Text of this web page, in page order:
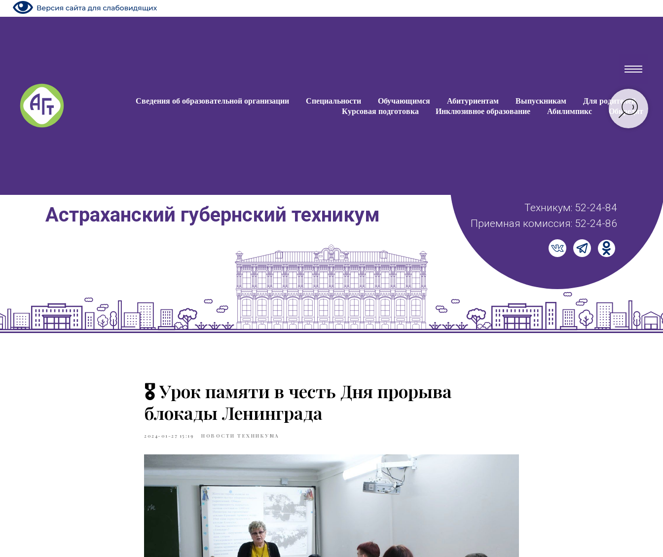
Сведения об образовательной организации Специальности Обучающимся Абитуриентам Выпускникам
Для родителей
Курсовая подготовка
Инклюзивное образование Абилимпикс Обкредит
Астраханский губернский техникум
Техникум: 52-24-84
Приемная комиссия: 52-24-86
🎖 Урок памяти в честь Дня прорыва
блокады Ленинграда
2024-01-27 15:19 НОВОСТИ ТЕХНИКУМА